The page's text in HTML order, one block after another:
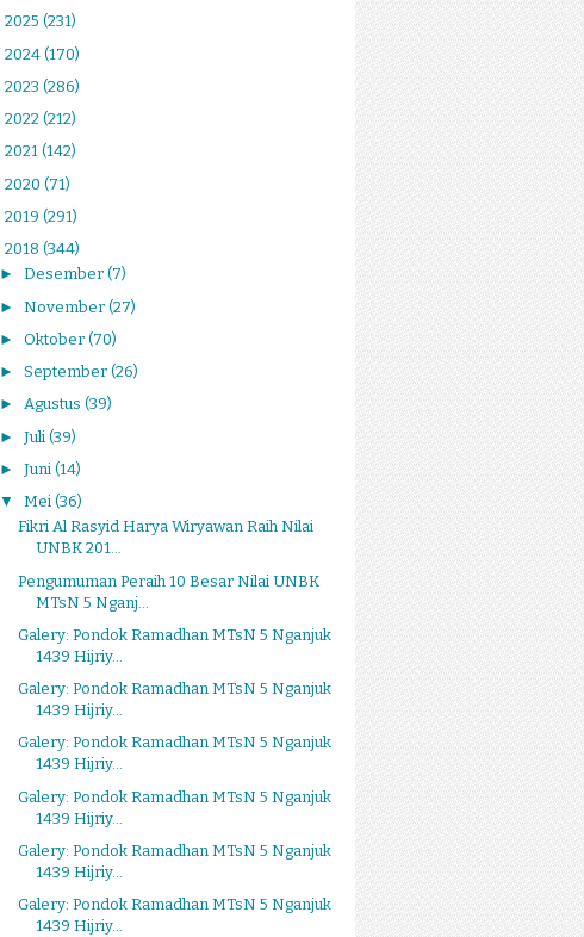
2025 (231)
2024 (170)
2023 (286)
2022 (212)
2021 (142)
2020 (71)
2019 (291)
2018 (344)
► Desember (7)
► November (27)
► Oktober (70)
► September (26)
► Agustus (39)
► Juli (39)
► Juni (14)
▼ Mei (36)
Fikri Al Rasyid Harya Wiryawan Raih Nilai
UNBK 201...
Pengumuman Peraih 10 Besar Nilai UNBK
MTsN 5 Nganj...
Galery: Pondok Ramadhan MTsN 5 Nganjuk
1439 Hijriy...
Galery: Pondok Ramadhan MTsN 5 Nganjuk
1439 Hijriy...
Galery: Pondok Ramadhan MTsN 5 Nganjuk
1439 Hijriy...
Galery: Pondok Ramadhan MTsN 5 Nganjuk
1439 Hijriy...
Galery: Pondok Ramadhan MTsN 5 Nganjuk
1439 Hijriy...
Galery: Pondok Ramadhan MTsN 5 Nganjuk
1439 Hijriy...